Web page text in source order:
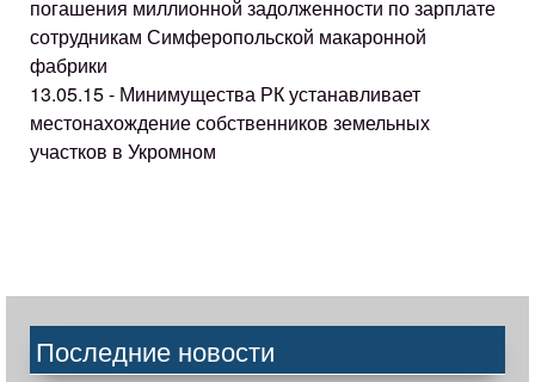
погашения миллионной задолженности по зарплате
сотрудникам Симферопольской макаронной
фабрики
13.05.15 - Минимущества РК устанавливает
местонахождение собственников земельных
участков в Укромном
Последние новости